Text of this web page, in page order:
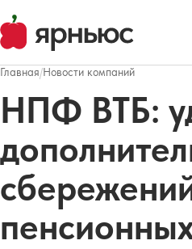
Главная/Новости компаний
НПФ ВТБ: